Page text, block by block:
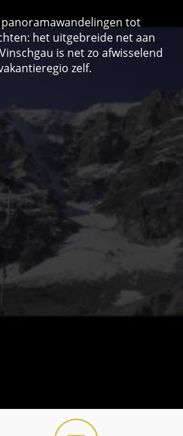
tot
het uitgebreide net aan
is net zo afwisselend
zelf.